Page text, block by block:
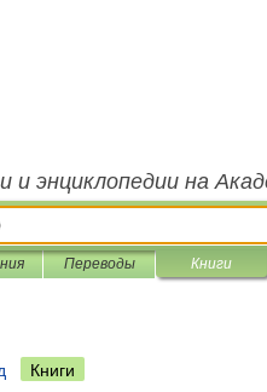
и энциклопедии на
Переводы Книги
Книги